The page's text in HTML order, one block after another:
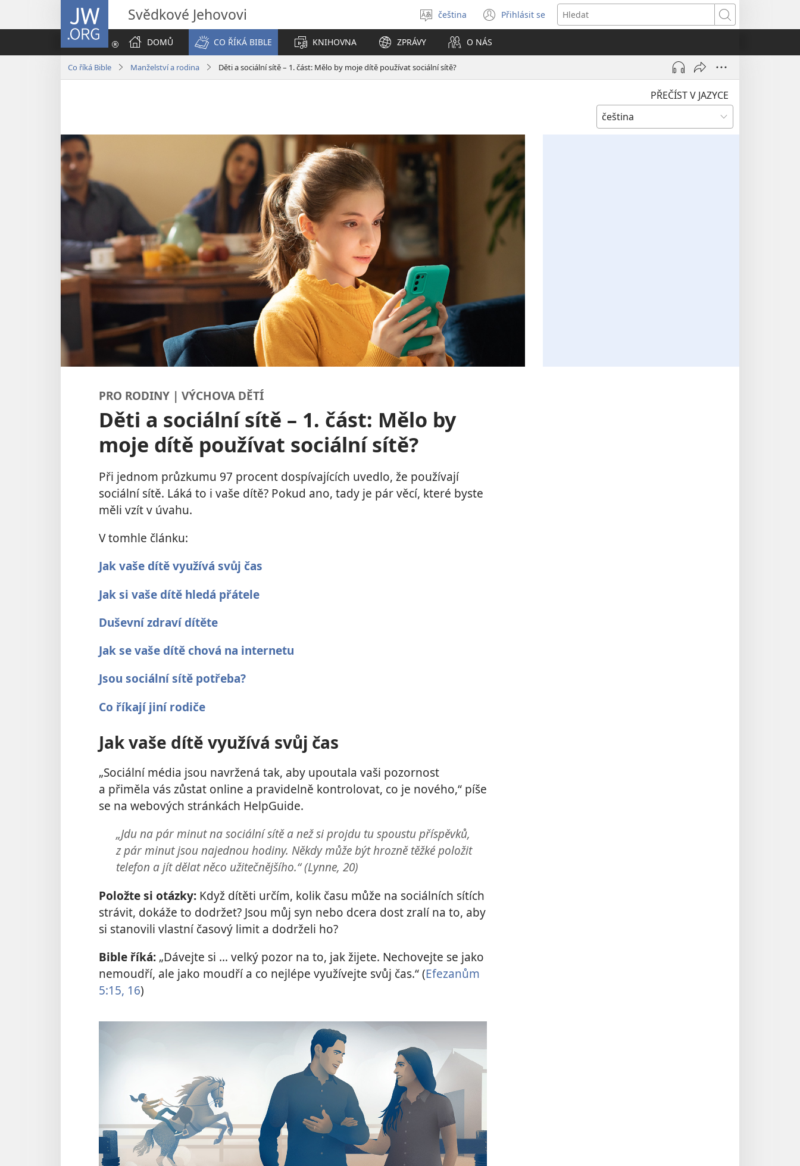
JW.ORG Svědkové Jehovovi
Vybrat
jazyk
čeština Přihlásit se
(otevřeno
nové
Hledat
DOMŮ
CO ŘÍKÁ BIBLE KNIHOVNA ZPRÁVY O NÁS
Co říká Bible Manželství a rodina Děti a sociální sítě – 1. část: Mělo by moje dítě používat sociální sítě?
PŘEČÍST V JAZYCE
PRO RODINY | VÝCHOVA DĚTÍ
Děti a sociální sítě – 1. část: Mělo by
moje dítě používat sociální sítě?
Při jednom průzkumu 97 procent dospívajících uvedlo, že používají
sociální sítě. Láká to i vaše dítě? Pokud ano, tady je pár věcí, které byste
měli vzít v úvahu.
V tomhle článku:
Jak vaše dítě využívá svůj čas
Jak si vaše dítě hledá přátele
Duševní zdraví dítěte
Jak se vaše dítě chová na internetu
Jsou sociální sítě potřeba?
Co říkají jiní rodiče
Jak vaše dítě využívá svůj čas
„Sociální média jsou navržená tak, aby upoutala vaši pozornost
a přiměla vás zůstat online a pravidelně kontrolovat, co je nového,“ píše
se na webových stránkách HelpGuide.
„Jdu na pár minut na sociální sítě a než si projdu tu spoustu příspěvků,
z pár minut jsou najednou hodiny. Někdy může být hrozně těžké položit
telefon a jít dělat něco užitečnějšího.“ (Lynne, 20)
Položte si otázky: Když dítěti určím, kolik času může na sociálních sítích
strávit, dokáže to dodržet? Jsou můj syn nebo dcera dost zralí na to, aby
si stanovili vlastní časový limit a dodrželi ho?
Bible říká: „Dávejte si … velký pozor na to, jak žijete. Nechovejte se jako
nemoudří, ale jako moudří a co nejlépe využívejte svůj čas.“ (Efezanům
5:15, 16)